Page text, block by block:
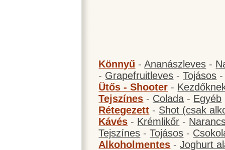
Könnyű -Ananászleves -
- Grapefruitleves -Tojásos
Ütős - Shooter -
Tejszínes - Colada - Egyéb
Rétegezett - Shot (csak
Kávés - Krémlikőr -
Tejszínes -Tojásos -
Alkoholmentes -Joghurt